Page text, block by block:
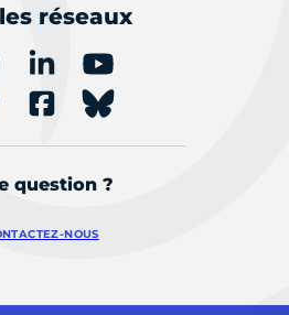
réseaux
question ?
NOUS